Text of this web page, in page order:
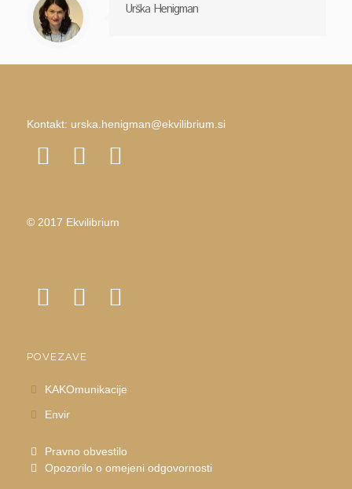
Urška Henigman
Kontakt: urska.henigman@ekvilibrium.si
© 2017 Ekvilibrium
POVEZAVE
KAKOmunikacije
Envir
Pravno obvestilo
Opozorilo o omejeni odgovornosti